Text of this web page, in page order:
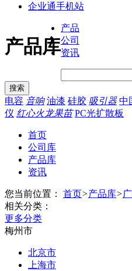
企业通手机站
产品库
产品
公司
资讯
电容 音响 油漆 硅胶 吸引器 中
仪 红心火龙果苗 PC光扩散板
首页
公司库
产品库
资讯
您当前位置： 首页>产品库>
相关分类：
更多分类
梅州市
北京市
上海市